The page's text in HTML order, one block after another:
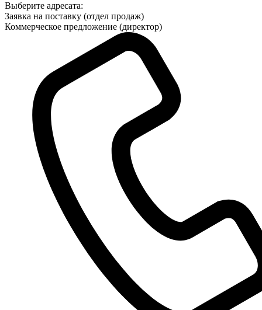
Выберите адресата:
Заявка на поставку (отдел продаж)
Коммерческое предложение (директор)